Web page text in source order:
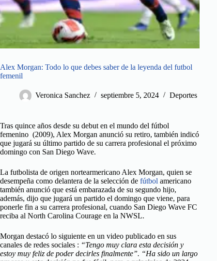
Alex Morgan: Todo lo que debes saber de la leyenda del futbol
femenil
Veronica Sanchez septiembre 5, 2024 Deportes
Tras quince años desde su debut en el mundo del fútbol
femenino (2009), Alex Morgan anunció su retiro, también indicó
que jugará su último partido de su carrera profesional el próximo
domingo con San Diego Wave.
La futbolista de origen nortearmericano Alex Morgan, quien se
desempeña como delantera de la selección de fútbol americano
también anunció que está embarazada de su segundo hijo,
además, dijo que jugará un partido el domingo que viene, para
ponerle fin a su carrera profesional, cuando San Diego Wave FC
reciba al North Carolina Courage en la NWSL.
Morgan destacó lo siguiente en un video publicado en sus
canales de redes sociales : “Tengo muy clara esta decisión y
estoy muy feliz de poder decirles finalmente”. “Ha sido un largo